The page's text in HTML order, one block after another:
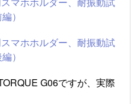
）
マホホルダー、耐振動試
）
G06ですが、実際